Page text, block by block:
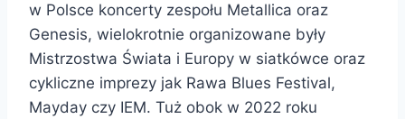
w Polsce koncerty zespołu Metallica oraz
Genesis, wielokrotnie organizowane były
Mistrzostwa Świata i Europy w siatkówce oraz
cykliczne imprezy jak Rawa Blues Festival,
Mayday czy IEM. Tuż obok w 2022 roku